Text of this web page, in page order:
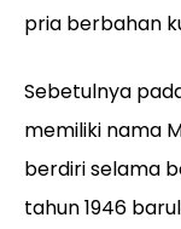
pria berbahan
Sebetulnya
memiliki nama
berdiri selama
tahun 1946